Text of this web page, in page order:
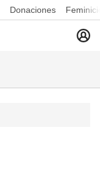
Donaciones